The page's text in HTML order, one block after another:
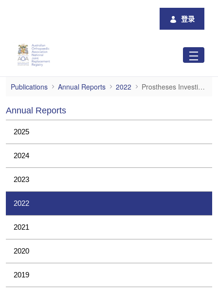
登录
Prostheses Investigations
Publications Annual Reports 2022 Prostheses Investigations
Annual Reports
2025
2024
2023
2022
2021
2020
2019